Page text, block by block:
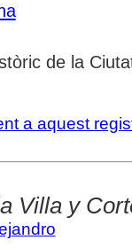
de la
a aquest
Villa y